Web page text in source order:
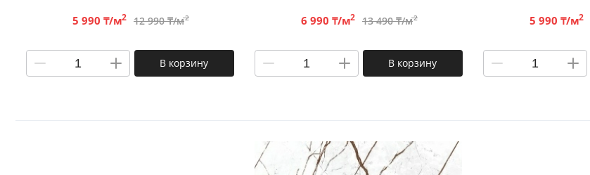
Настенная
5 990 ₸/м2 12 990 ₸/м2
В корзину
6 990 ₸/м2 13 490 ₸/м2
В корзину
5 990 ₸/м2